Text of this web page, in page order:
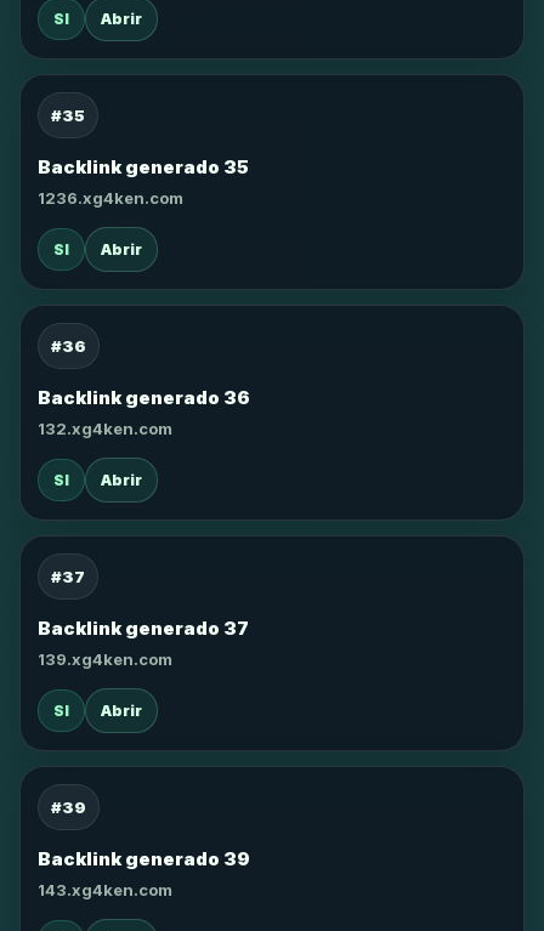
SI Abrir
#35
Backlink generado 35
1236.xg4ken.com
SI Abrir
#36
Backlink generado 36
132.xg4ken.com
SI Abrir
#37
Backlink generado 37
139.xg4ken.com
SI Abrir
#39
Backlink generado 39
143.xg4ken.com